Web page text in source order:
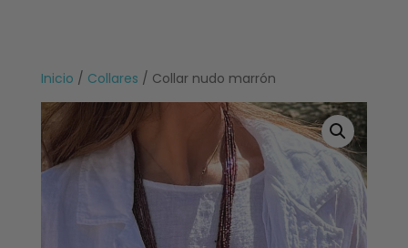
Inicio / Collares / Collar nudo marrón